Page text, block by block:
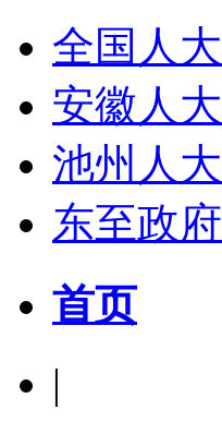
全国人大
安徽人大
池州人大
东至政府
首页
|